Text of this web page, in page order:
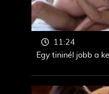
Egy tininél jobb a
11:24